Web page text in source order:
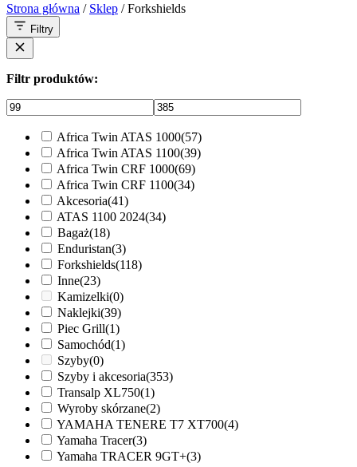
Strona główna / Sklep / Forkshields
Filtry
Filtr produktów:
Africa Twin ATAS 1000(57)
Africa Twin ATAS 1100(39)
Africa Twin CRF 1000(69)
Africa Twin CRF 1100(34)
Akcesoria(41)
ATAS 1100 2024(34)
Bagaż(18)
Enduristan(3)
Forkshields(118)
Inne(23)
Kamizelki(0)
Naklejki(39)
Piec Grill(1)
Samochód(1)
Szyby(0)
Szyby i akcesoria(353)
Transalp XL750(1)
Wyroby skórzane(2)
YAMAHA TENERE T7 XT700(4)
Yamaha Tracer(3)
Yamaha TRACER 9GT+(3)